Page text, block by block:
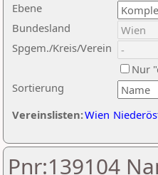
Ebene
Sortierung
Bundesland
Spgem./Kreis/Verein
Nur
Vereinslisten:Wien
Pnr:139104